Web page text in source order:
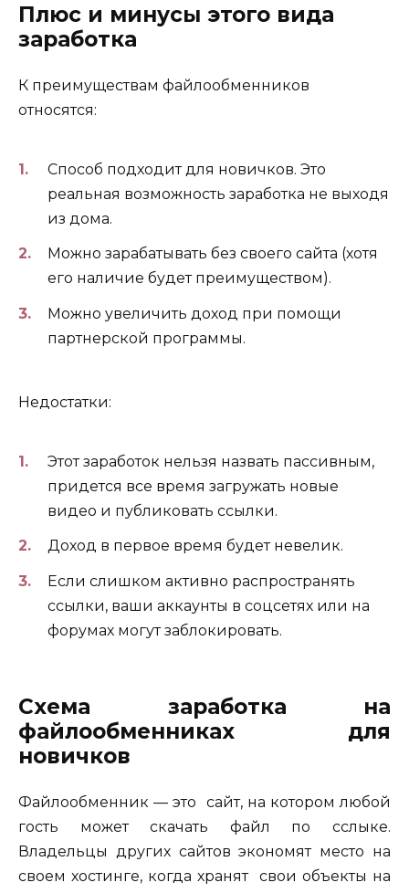
Плюс и минусы этого вида
заработка
К преимуществам файлообменников
относятся:
Способ подходит для новичков. Это
реальная возможность заработка не выходя
из дома.
Можно зарабатывать без своего сайта (хотя
его наличие будет преимуществом).
Можно увеличить доход при помощи
партнерской программы.
Недостатки:
Этот заработок нельзя назвать пассивным,
придется все время загружать новые
видео и публиковать ссылки.
Доход в первое время будет невелик.
Если слишком активно распространять
ссылки, ваши аккаунты в соцсетях или на
форумах могут заблокировать.
Схема заработка на
файлообменниках для
новичков
Файлообменник — это сайт, на котором любой
гость может скачать файл по сслыке.
Владельцы других сайтов экономят место на
своем хостинге, когда хранят свои объекты на